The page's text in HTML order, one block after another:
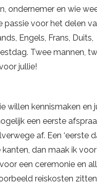
ondernemer en wie
passie voor het delen
Engels, Frans, Duits,
Twee mannen,
jullie!
willen kennismaken en
een eerste
af. Een ‘eerste
dan maak ik
een ceremonie en
reiskosten